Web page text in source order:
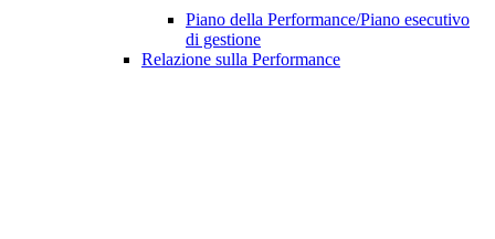
Piano della Performance/Piano esecutivo
di gestione
Relazione sulla Performance